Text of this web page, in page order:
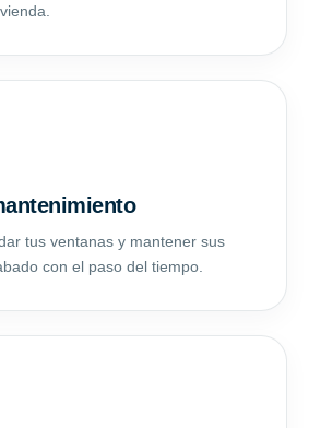
tus ventanas y mantener sus
con el paso del tiempo.